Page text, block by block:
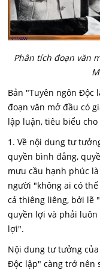
Phân tích đoạn văn
Bản "Tuyên ngôn Độc
đoạn văn mở đầu có
lập luận, tiêu biểu
1. Về nội dung tư
quyền bình đẳng,
mưu cầu hạnh phúc
người "không ai có
cả thiêng liêng, bởi lẽ
quyền lợi và phải
lợi".
Nội dung tư tưởng
Độc lập" càng trở nên